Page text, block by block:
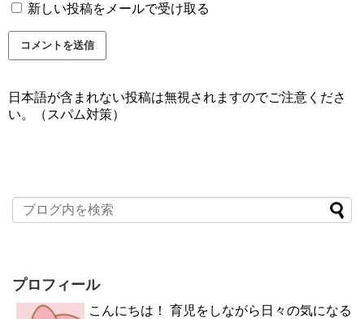
新しい投稿をメールで受け取る
日本語が含まれない投稿は無視されますのでご注意くださ
い。（スパム対策）
プロフィール
こんにちは！ 育児をしながら日々の気になる